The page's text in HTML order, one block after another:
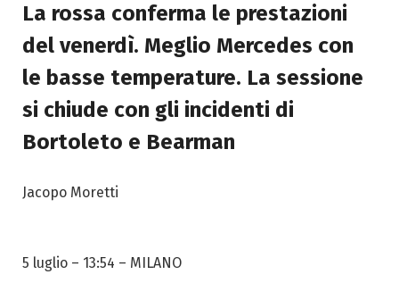
La rossa conferma le prestazioni
del venerdì. Meglio Mercedes con
le basse temperature. La sessione
si chiude con gli incidenti di
Bortoleto e Bearman
Jacopo Moretti
5 luglio – 13:54 – MILANO